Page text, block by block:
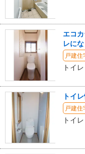
エコ
レにな
戸建住
トイレ
トイ
戸建住
トイレ